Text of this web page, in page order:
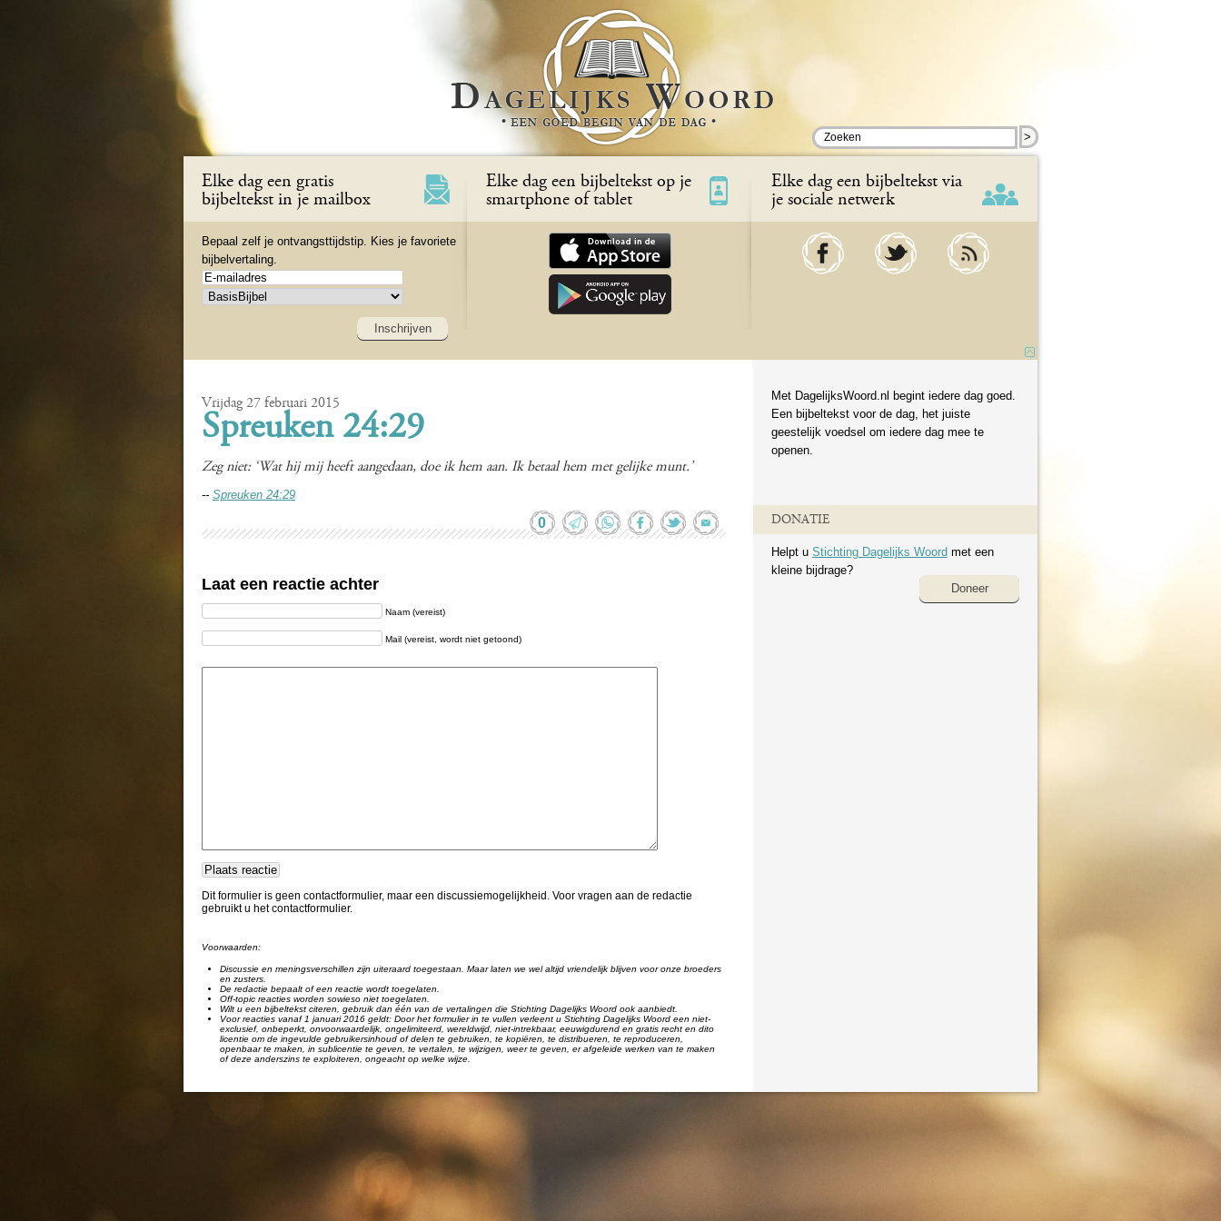
>
Elke dag een gratis
bijbeltekst in je mailbox
Bepaal zelf je ontvangsttijdstip. Kies je favoriete
bijbelvertaling.
Inschrijven
Elke dag een bijbeltekst op je
smartphone of tablet
Elke dag een bijbeltekst via
je sociale netwerk
Vrijdag 27 februari 2015
Spreuken 24:29
Zeg niet: ‘Wat hij mij heeft aangedaan, doe ik hem aan. Ik betaal hem met gelijke munt.’
-- Spreuken 24:29
0
Laat een reactie achter
Naam (vereist)
Mail (vereist, wordt niet getoond)
Dit formulier is geen contactformulier, maar een discussiemogelijkheid. Voor vragen aan de redactie
gebruikt u het contactformulier.
Voorwaarden:
Discussie en meningsverschillen zijn uiteraard toegestaan. Maar laten we wel altijd vriendelijk blijven voor onze broeders
en zusters.
De redactie bepaalt of een reactie wordt toegelaten.
Off-topic reacties worden sowieso niet toegelaten.
Wilt u een bijbeltekst citeren, gebruik dan één van de vertalingen die Stichting Dagelijks Woord ook aanbiedt.
Voor reacties vanaf 1 januari 2016 geldt: Door het formulier in te vullen verleent u Stichting Dagelijks Woord een niet-
exclusief, onbeperkt, onvoorwaardelijk, ongelimiteerd, wereldwijd, niet-intrekbaar, eeuwigdurend en gratis recht en dito
licentie om de ingevulde gebruikersinhoud of delen te gebruiken, te kopiëren, te distribueren, te reproduceren,
openbaar te maken, in sublicentie te geven, te vertalen, te wijzigen, weer te geven, er afgeleide werken van te maken
of deze anderszins te exploiteren, ongeacht op welke wijze.
Met DagelijksWoord.nl begint iedere dag goed.
Een bijbeltekst voor de dag, het juiste
geestelijk voedsel om iedere dag mee te
openen.
DONATIE
Helpt u Stichting Dagelijks Woord met een
kleine bijdrage?
Doneer